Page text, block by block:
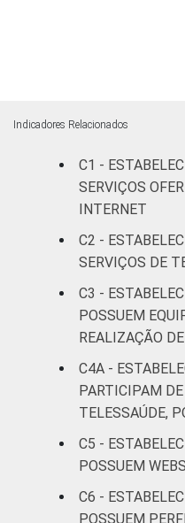
Fonte: CGI.br/
Estudos para o
Sociedade da
Pesquisa sobre
informação e
Saúde 2017.
Indicadores Relacionados
C1 -
SERVIÇOS
INTERNET
C2 -
SERVIÇOS DE
C3 -
POSSUEM
REALIZAÇÃO
C4A -
PARTICIPAM
TELESSAÚDE,
C5 -
POSSUEM
C6 -
POSSUEM